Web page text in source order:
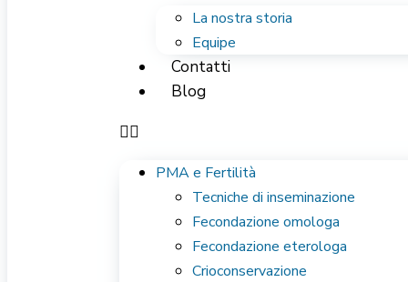
La nostra storia
Equipe
Contatti
Blog
PMA e Fertilità
Tecniche di inseminazione
Fecondazione omologa
Fecondazione eterologa
Crioconservazione